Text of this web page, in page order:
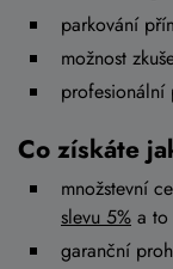
parkování
možnost
profesionální
Co získáte
množstevní
slevu 5% a
garanční